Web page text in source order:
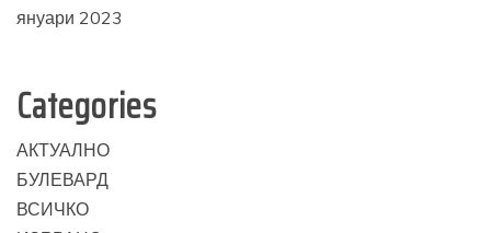
януари 2023
Categories
АКТУАЛНО
БУЛЕВАРД
ВСИЧКО